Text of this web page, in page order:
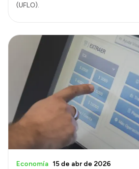
(UFLO).
Economía 15 de abr de 2026